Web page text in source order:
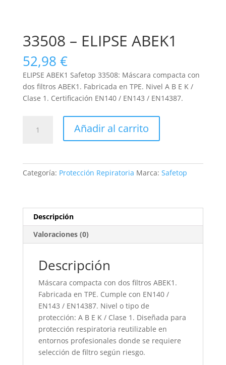
33508 – ELIPSE ABEK1
52,98 €
ELIPSE ABEK1 Safetop 33508: Máscara compacta con
dos filtros ABEK1. Fabricada en TPE. Nivel A B E K /
Clase 1. Certificación EN140 / EN143 / EN14387.
Añadir al carrito
Categoría: Protección Repiratoria Marca: Safetop
Descripción
Valoraciones (0)
Descripción
Máscara compacta con dos filtros ABEK1.
Fabricada en TPE. Cumple con EN140 /
EN143 / EN14387. Nivel o tipo de
protección: A B E K / Clase 1. Diseñada para
protección respiratoria reutilizable en
entornos profesionales donde se requiere
selección de filtro según riesgo.